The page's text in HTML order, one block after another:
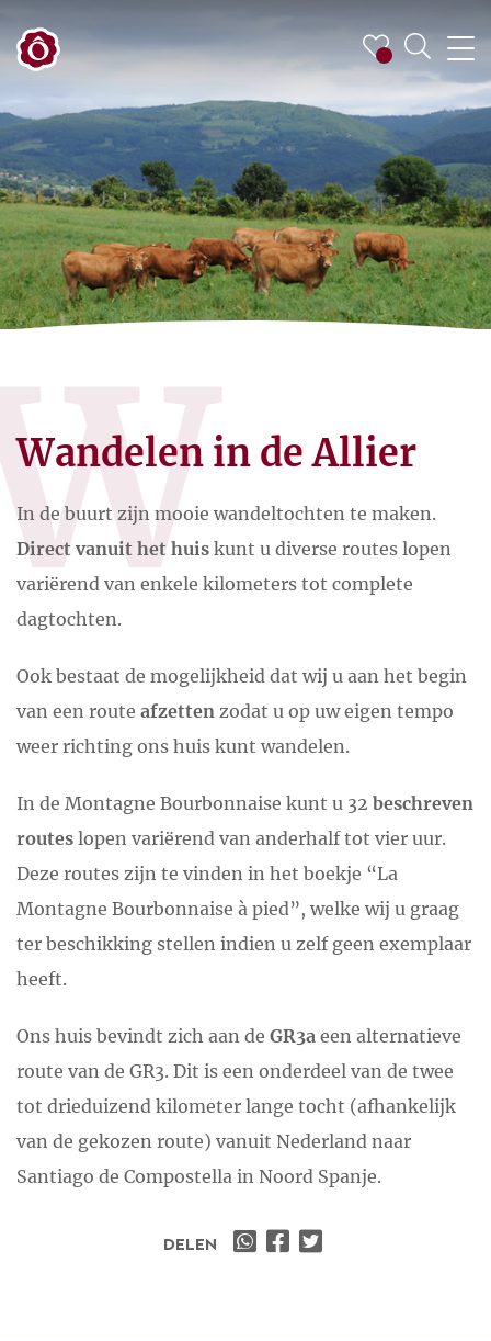
Wandelen in de Allier
In de buurt zijn mooie wandeltochten te maken.
Direct vanuit het huis kunt u diverse routes lopen
variërend van enkele kilometers tot complete
dagtochten.
Ook bestaat de mogelijkheid dat wij u aan het begin
van een route afzetten zodat u op uw eigen tempo
weer richting ons huis kunt wandelen.
In de Montagne Bourbonnaise kunt u 32 beschreven
routes lopen variërend van anderhalf tot vier uur.
Deze routes zijn te vinden in het boekje “La
Montagne Bourbonnaise à pied”, welke wij u graag
ter beschikking stellen indien u zelf geen exemplaar
heeft.
Ons huis bevindt zich aan de GR3a een alternatieve
route van de GR3. Dit is een onderdeel van de twee
tot drieduizend kilometer lange tocht (afhankelijk
van de gekozen route) vanuit Nederland naar
Santiago de Compostella in Noord Spanje.
DELEN